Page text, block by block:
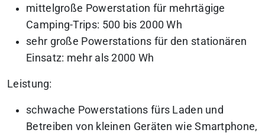
mittelgroße Powerstation für mehrtägige
Camping-Trips: 500 bis 2000 Wh
sehr große Powerstations für den stationären
Einsatz: mehr als 2000 Wh
Leistung:
schwache Powerstations fürs Laden und
Betreiben von kleinen Geräten wie Smartphone,